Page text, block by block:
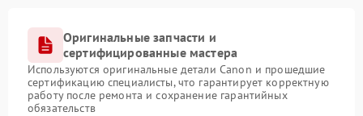
Оригинальные запчасти и
сертифицированные мастера
Используются оригинальные детали Canon и прошедшие
сертификацию специалисты, что гарантирует корректную
работу после ремонта и сохранение гарантийных
обязательств